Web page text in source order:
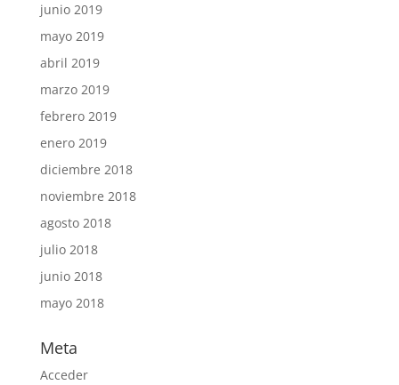
junio 2019
mayo 2019
abril 2019
marzo 2019
febrero 2019
enero 2019
diciembre 2018
noviembre 2018
agosto 2018
julio 2018
junio 2018
mayo 2018
Meta
Acceder